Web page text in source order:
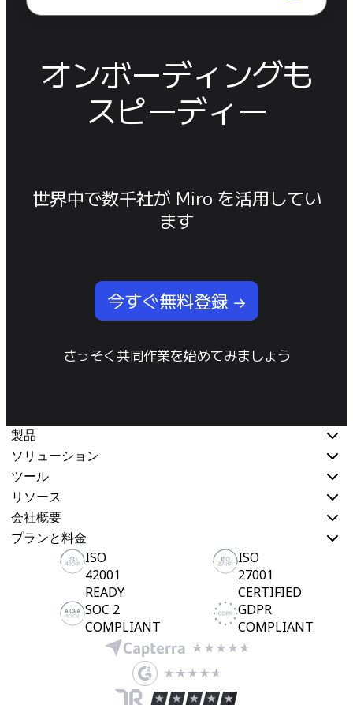
オンボーディングも
スピーディー
世界中で数千社が Miro を活用してい
ます
今すぐ無料登録 →
さっそく共同作業を始めてみましょう
製品
ソリューション
ツール
リソース
会社概要
プランと料金
ISO
42001
READY
ISO
27001
CERTIFIED
SOC 2
COMPLIANT
GDPR
COMPLIANT